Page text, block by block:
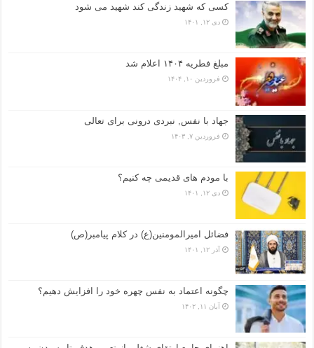
کسی که شهید زندگی کند شهید می شود
دی ۱۲, ۱۴۰۱
مبلغ فطریه ۱۴۰۴ اعلام شد
فروردین ۱۰, ۱۴۰۴
جهاد با نفس, نبردی درونی برای تعالی
فروردین ۷, ۱۴۰۳
با مودم های قدیمی چه کنیم؟
دی ۱۲, ۱۴۰۱
فضائل امیرالمومنین(ع) در کلام پیامبر(ص)
آذر ۱۲, ۱۴۰۱
چگونه اعتماد به نفس چهره خود را افزایش دهیم؟
آبان ۱۱, ۱۴۰۲